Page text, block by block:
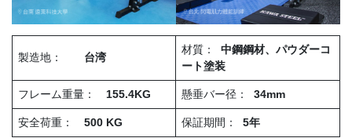
製造地： 台湾
材質： 中鋼鋼材、 パウダーコ
ート塗装
フレーム重量： 155.4KG 懸垂バー径： 34mm
安全荷重： 500 KG 保証期間： 5年